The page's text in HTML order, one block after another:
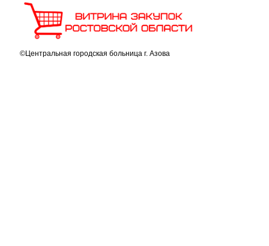
©Центральная городская больница г. Азова